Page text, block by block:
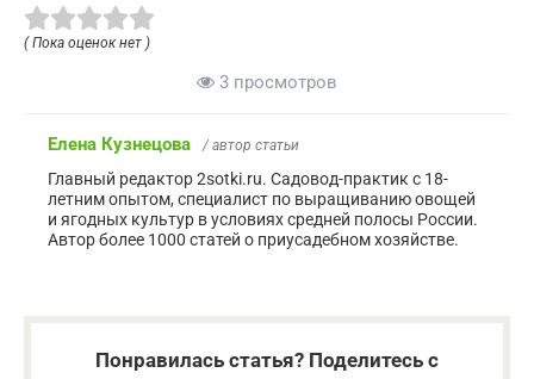
( Пока оценок нет )
3 просмотров
Елена Кузнецова / автор статьи
Главный редактор 2sotki.ru. Садовод-практик с 18-
летним опытом, специалист по выращиванию овощей
и ягодных культур в условиях средней полосы России.
Автор более 1000 статей о приусадебном хозяйстве.
Понравилась статья? Поделитесь с